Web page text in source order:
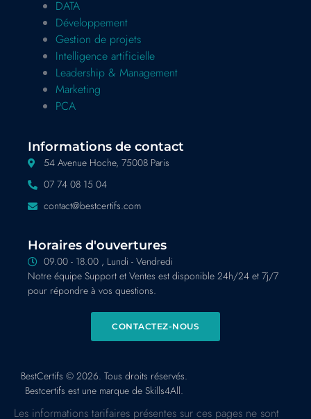
DATA
Développement
Gestion de projets
Intelligence artificielle
Leadership & Management
Marketing
PCA
Informations de contact
54 Avenue Hoche, 75008 Paris
07 74 08 15 04
contact@bestcertifs.com
Horaires d'ouvertures
09.00 - 18.00 , Lundi - Vendredi
Notre équipe Support et Ventes est disponible 24h/24 et 7j/7
pour répondre à vos questions.
CONTACTEZ-NOUS
BestCertifs © 2026. Tous droits réservés.
Bestcertifs est une marque de Skills4All.
Les informations tarifaires présentes sur ces pages ne sont